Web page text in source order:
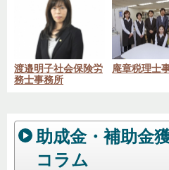
渡邉明子社会保険労
務士事務所
庵章税理士
助成金・補助金
コラム